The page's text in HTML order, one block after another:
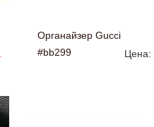
Органайзер Gucci
#bb299
Цена: